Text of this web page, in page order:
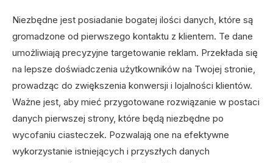
Niezbędne jest posiadanie bogatej ilości danych, które są
gromadzone od pierwszego kontaktu z klientem. Te dane
umożliwiają precyzyjne targetowanie reklam. Przekłada się
na lepsze doświadczenia użytkowników na Twojej stronie,
prowadząc do zwiększenia konwersji i lojalności klientów.
Ważne jest, aby mieć przygotowane rozwiązanie w postaci
danych pierwszej strony, które będą niezbędne po
wycofaniu ciasteczek. Pozwalają one na efektywne
wykorzystanie istniejących i przyszłych danych